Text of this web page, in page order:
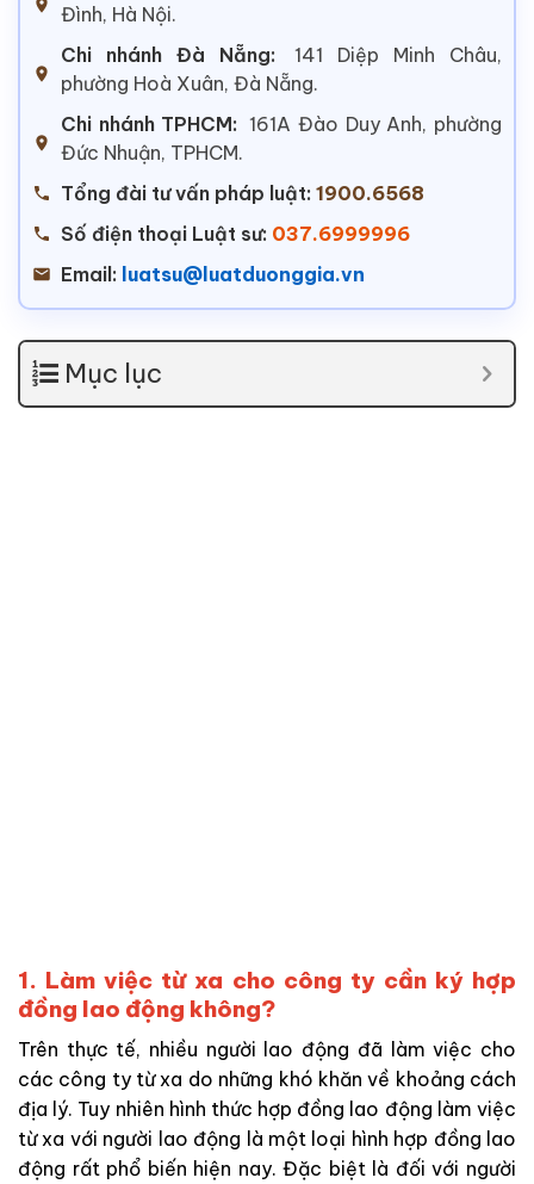
Đình, Hà Nội.
Chi nhánh Đà Nẵng:
141 Diệp Minh Châu,
phường Hoà Xuân, Đà Nẵng.
Chi nhánh TPHCM: 161A Đào Duy Anh, phường
Đức Nhuận, TPHCM.
Tổng đài tư vấn pháp luật: 1900.6568
Số điện thoại Luật sư: 037.6999996
Email: luatsu@luatduonggia.vn
Mục lục
1. Làm việc từ xa cho công ty cần ký hợp
đồng lao động không?
Trên thực tế, nhiều người lao động đã làm việc cho
các công ty từ xa do những khó khăn về khoảng cách
địa lý. Tuy nhiên hình thức hợp đồng lao động làm việc
từ xa với người lao động là một loại hình hợp đồng lao
động rất phổ biến hiện nay. Đặc biệt là đối với người